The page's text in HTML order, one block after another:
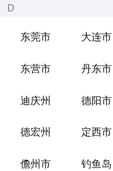
D
东莞市 大连市
东营市 丹东市
迪庆州 德阳市
德宏州 定西市
儋州市 钓鱼岛